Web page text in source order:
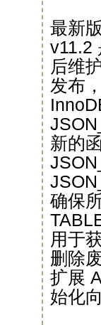
最新
v11.2
后维
发布
新的
确保
用于
删除
扩展
始化